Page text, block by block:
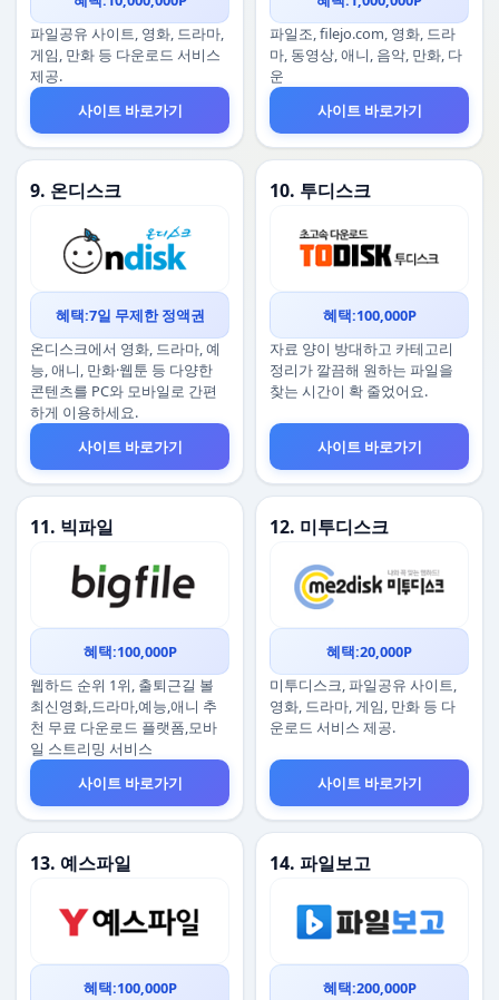
파일공유 사이트, 영화, 드라마,
게임, 만화 등 다운로드 서비스
제공.
사이트 바로가기
파일조, filejo.com, 영화, 드라
마, 동영상, 애니, 음악, 만화, 다
운
사이트 바로가기
9. 온디스크
혜택:7일 무제한 정액권
온디스크에서 영화, 드라마, 예
능, 애니, 만화·웹툰 등 다양한
콘텐츠를 PC와 모바일로 간편
하게 이용하세요.
사이트 바로가기
10. 투디스크
혜택:100,000P
자료 양이 방대하고 카테고리
정리가 깔끔해 원하는 파일을
찾는 시간이 확 줄었어요.
사이트 바로가기
11. 빅파일
혜택:100,000P
웹하드 순위 1위, 출퇴근길 볼
최신영화,드라마,예능,애니 추
천 무료 다운로드 플랫폼,모바
일 스트리밍 서비스
사이트 바로가기
12. 미투디스크
혜택:20,000P
미투디스크, 파일공유 사이트,
영화, 드라마, 게임, 만화 등 다
운로드 서비스 제공.
사이트 바로가기
13. 예스파일
혜택:100,000P
14. 파일보고
혜택:200,000P